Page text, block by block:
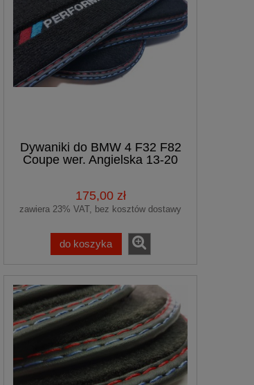
Dywaniki do BMW 4 F32 F82
Coupe wer. Angielska 13-20
175,00 zł
zawiera 23% VAT, bez kosztów dostawy
do koszyka